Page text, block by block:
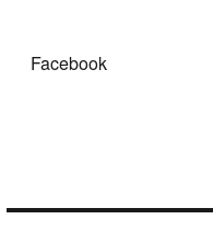
Facebook